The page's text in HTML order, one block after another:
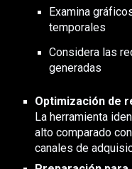
Examina
temporales
Considera las
generadas
Optimización de
La herramienta
alto comparado
canales de